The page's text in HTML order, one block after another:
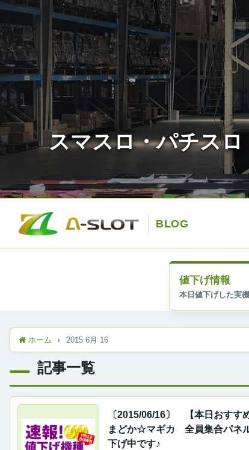
値下げ情報
ホーム 2015 6月 16
記事一覧
〔2015/06/16〕 【本日おすす
まどか☆マギカ 全員集合パネ
下げ中です♪